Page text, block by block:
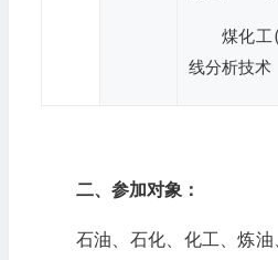
煤化工
线分析技术
二、参加对象：
石油、石化、化工、炼